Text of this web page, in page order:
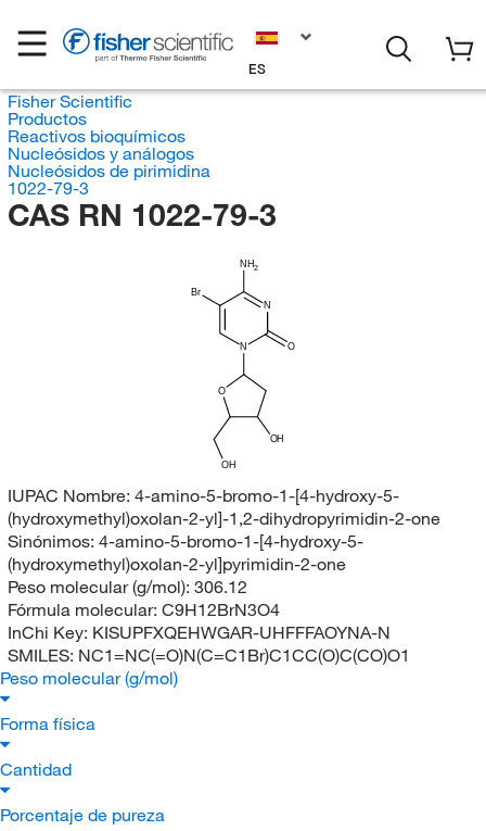
ES
Fisher Scientific
Productos
Reactivos bioquímicos
Nucleósidos y análogos
Nucleósidos de pirimidina
1022-79-3
CAS RN 1022-79-3
NH2
N
O
N
Br
OH
OH
O
IUPAC Nombre: 4-amino-5-bromo-1-[4-hydroxy-5-
(hydroxymethyl)oxolan-2-yl]-1,2-dihydropyrimidin-2-one
Sinónimos: 4-amino-5-bromo-1-[4-hydroxy-5-
(hydroxymethyl)oxolan-2-yl]pyrimidin-2-one
Peso molecular (g/mol): 306.12
Fórmula molecular: C9H12BrN3O4
InChi Key: KISUPFXQEHWGAR-UHFFFAOYNA-N
SMILES: NC1=NC(=O)N(C=C1Br)C1CC(O)C(CO)O1
Peso molecular (g/mol)
Forma física
Cantidad
Porcentaje de pureza